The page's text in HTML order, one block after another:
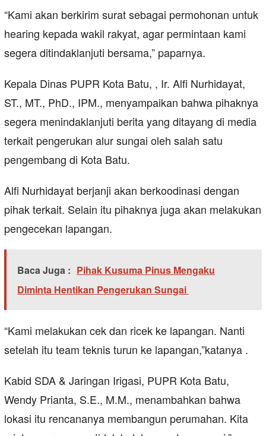
“Kami akan berkirim surat sebagai permohonan untuk
hearing kepada wakil rakyat, agar permintaan kami
segera ditindaklanjuti bersama,” paparnya.
Kepala Dinas PUPR Kota Batu, , Ir. Alfi Nurhidayat,
ST., MT., PhD., IPM., menyampaikan bahwa pihaknya
segera menindaklanjuti berita yang ditayang di media
terkait pengerukan alur sungai oleh salah satu
pengembang di Kota Batu.
Alfi Nurhidayat berjanji akan berkoodinasi dengan
pihak terkait. Selain itu pihaknya juga akan melakukan
pengecekan lapangan.
Baca Juga : Pihak Kusuma Pinus Mengaku
Diminta Hentikan Pengerukan Sungai
“Kami melakukan cek dan ricek ke lapangan. Nanti
setelah itu team teknis turun ke lapangan,”katanya .
Kabid SDA & Jaringan Irigasi, PUPR Kota Batu,
Wendy Prianta, S.E., M.M., menambahkan bahwa
lokasi itu rencananya membangun perumahan. Kita